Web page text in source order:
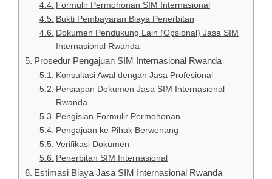
Formulir Permohonan SIM Internasional
Bukti Pembayaran Biaya Penerbitan
Dokumen Pendukung Lain (Opsional) Jasa SIM
Internasional Rwanda
Prosedur Pengajuan SIM Internasional Rwanda
Konsultasi Awal dengan Jasa Profesional
Persiapan Dokumen Jasa SIM Internasional
Rwanda
Pengisian Formulir Permohonan
Pengajuan ke Pihak Berwenang
Verifikasi Dokumen
Penerbitan SIM Internasional
Estimasi Biaya Jasa SIM Internasional Rwanda